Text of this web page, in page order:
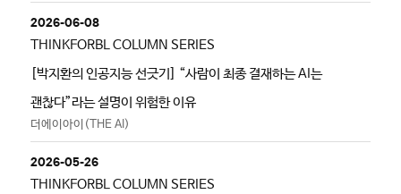
2026-06-08
THINKFORBL COLUMN SERIES
[박지환의 인공지능 선긋기] “사람이 최종 결재하는 AI는
괜찮다”라는 설명이 위험한 이유
더에이아이(THE AI)
2026-05-26
THINKFORBL COLUMN SERIES